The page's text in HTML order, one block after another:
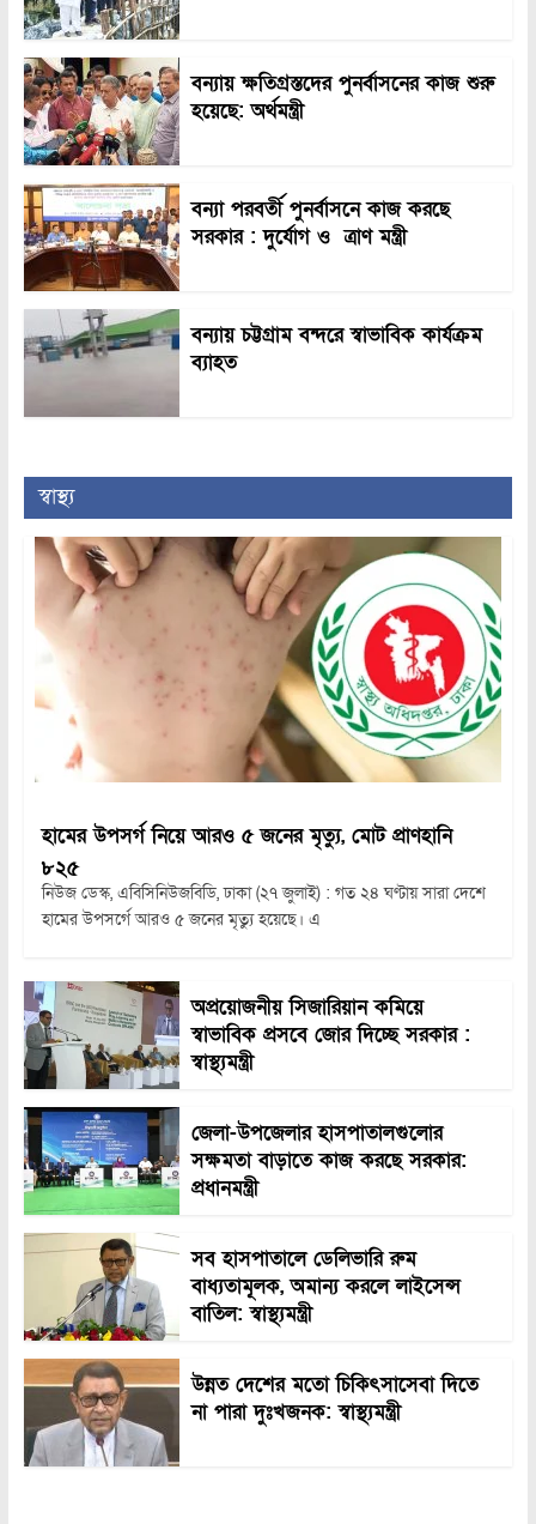
বন্যায় ক্ষতিগ্রস্তদের পুনর্বাসনের কাজ শুরু
হয়েছে: অর্থমন্ত্রী
বন্যা পরবর্তী পুনর্বাসনে কাজ করছে
সরকার : দুর্যোগ ও ত্রাণ মন্ত্রী
বন্যায় চট্টগ্রাম বন্দরে স্বাভাবিক কার্যক্রম
ব্যাহত
স্বাস্থ্য
হামের উপসর্গ নিয়ে আরও ৫ জনের মৃত্যু, মোট প্রাণহানি
৮২৫
নিউজ ডেস্ক, এবিসিনিউজবিডি, ঢাকা (২৭ জুলাই) : গত ২৪ ঘণ্টায় সারা দেশে
হামের উপসর্গে আরও ৫ জনের মৃত্যু হয়েছে। এ
অপ্রয়োজনীয় সিজারিয়ান কমিয়ে
স্বাভাবিক প্রসবে জোর দিচ্ছে সরকার :
স্বাস্থ্যমন্ত্রী
জেলা-উপজেলার হাসপাতালগুলোর
সক্ষমতা বাড়াতে কাজ করছে সরকার:
প্রধানমন্ত্রী
সব হাসপাতালে ডেলিভারি রুম
বাধ্যতামূলক, অমান্য করলে লাইসেন্স
বাতিল: স্বাস্থ্যমন্ত্রী
উন্নত দেশের মতো চিকিৎসাসেবা দিতে
না পারা দুঃখজনক: স্বাস্থ্যমন্ত্রী